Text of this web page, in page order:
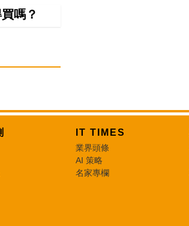
嗎？
IT TIMES
業界頭條
AI 策略
名家專欄